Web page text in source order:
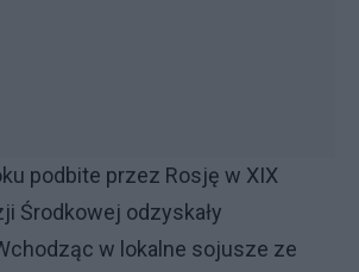
podbite przez Rosję w XIX
Środkowej odzyskały
w lokalne sojusze ze